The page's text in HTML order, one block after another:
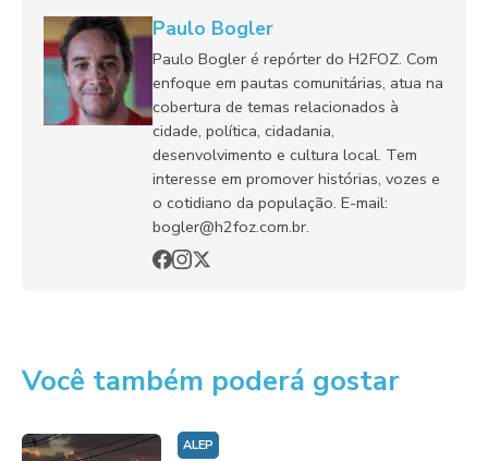
Paulo Bogler
Paulo Bogler é repórter do H2FOZ. Com
enfoque em pautas comunitárias, atua na
cobertura de temas relacionados à
cidade, política, cidadania,
desenvolvimento e cultura local. Tem
interesse em promover histórias, vozes e
o cotidiano da população. E-mail:
bogler@h2foz.com.br.
Você também poderá gostar
ALEP